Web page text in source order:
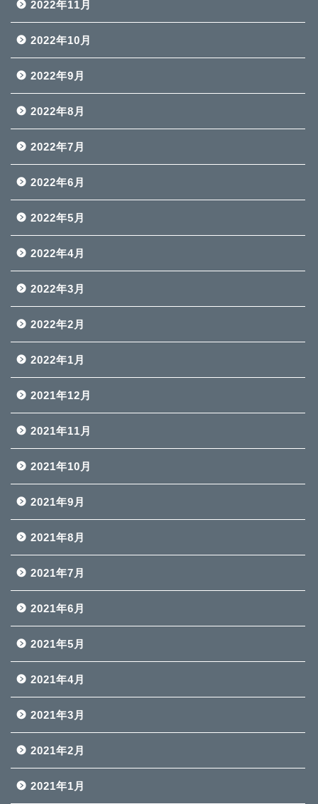
2022年11月
2022年10月
2022年9月
2022年8月
2022年7月
2022年6月
2022年5月
2022年4月
2022年3月
2022年2月
2022年1月
2021年12月
2021年11月
2021年10月
2021年9月
2021年8月
2021年7月
2021年6月
2021年5月
2021年4月
2021年3月
2021年2月
2021年1月